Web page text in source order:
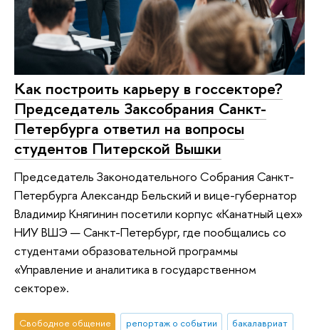
Как построить карьеру в госсекторе?
Председатель Заксобрания Санкт-
Петербурга ответил на вопросы
студентов Питерской Вышки
Председатель Законодательного Собрания Санкт-
Петербурга Александр Бельский и вице-губернатор
Владимир Княгинин посетили корпус «Канатный цех»
НИУ ВШЭ — Санкт-Петербург, где пообщались со
студентами образовательной программы
«Управление и аналитика в государственном
секторе».
Свободное общение репортаж о событии
бакалавриат